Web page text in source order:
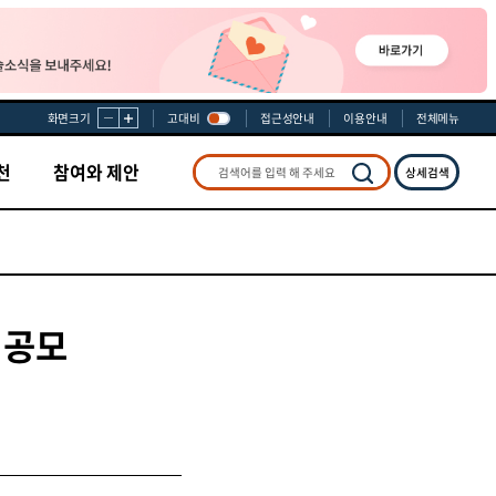
화면크기 고대비 접근성안내 이용안내 전체메뉴
참여와 제안 검색 상세검색
모